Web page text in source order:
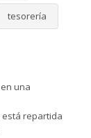
tesorería
una
está repartida